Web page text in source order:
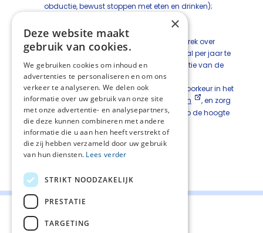
obductie, bewust stoppen met eten en drinken);
nazorg.
Overweeg als zorgcoördinator om het gesprek over
proactieve zorgplanning minimaal éénmaal per jaar te
herhalen en in ieder geval wanneer de situatie van de
patiënt verandert.
Documenteer de gemaakte afspraken, bij voorkeur in het
medisch dossier en hetindividueel zorgplan
, en zorg
dat alle relevante betrokken zorgverleners op de hoogte
zijn van de gemaakte afspraken.
Deel deze pagina:
×
Deze website maakt
gebruik van cookies.
We gebruiken cookies om inhoud en
advertenties te personaliseren en om ons
verkeer te analyseren. We delen ook
informatie over uw gebruik van onze site
met onze advertentie- en analysepartners,
die deze kunnen combineren met andere
informatie die u aan hen heeft verstrekt of
die zij hebben verzameld door uw gebruik
van hun diensten. Lees verder
STRIKT NOODZAKELIJK
PRESTATIE
TARGETING